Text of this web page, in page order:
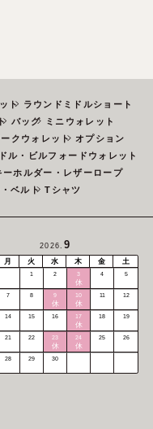
ト ラウンドミドルショート
バッグ
ミニウォレット
ークウォレット オプション
ル・ビルフォードウォレット
ーホルダー・レザーロープ
ベルト Tシャツ
2026. 9
月 火 水 木 金 土
1 2 3
休
4 5
7 8 9
休
10
休
11 12
14 15 16 17
休
18 19
21 22 23
休
24
休
25 26
28 29 30